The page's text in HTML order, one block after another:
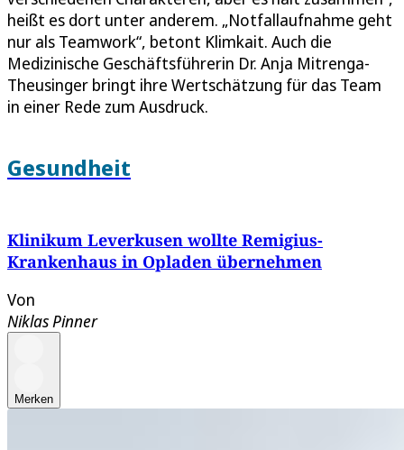
heißt es dort unter anderem. „Notfallaufnahme geht
nur als Teamwork“, betont Klimkait. Auch die
Medizinische Geschäftsführerin Dr. Anja Mitrenga-
Theusinger bringt ihre Wertschätzung für das Team
in einer Rede zum Ausdruck.
Gesundheit
Klinikum Leverkusen wollte Remigius-
Krankenhaus in Opladen übernehmen
Von
Niklas Pinner
Merken